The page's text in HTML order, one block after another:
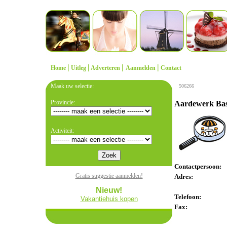
Home | Uitleg | Adverteren | Aanmelden | Contact
Maak uw selectie:
Provincie:
Activiteit:
Gratis suggestie aanmelden!
Nieuw!
Vakantiehuis kopen
506266
Aardewerk
Contactpersoon:
Adres:
Telefoon:
Fax: